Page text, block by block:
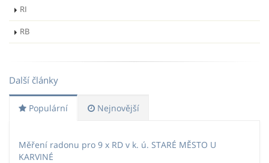
RI
RB
Další články
Populární Nejnovější
Měření radonu pro 9 x RD v k. ú. STARÉ MĚSTO U
KARVINÉ